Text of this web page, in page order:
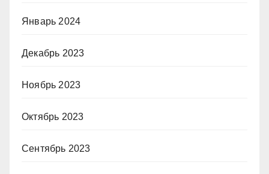
Январь 2024
Декабрь 2023
Ноябрь 2023
Октябрь 2023
Сентябрь 2023